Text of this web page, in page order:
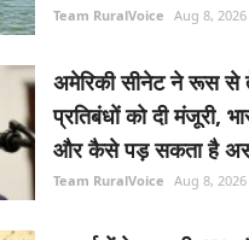
Team RuralVoice Aug 8, 2026
अमेरिकी सीनेट ने रूस से
प्रतिबंधों को दी मंजूरी,
और कैसे पड़ सकता है
Team RuralVoice Aug 8, 2026